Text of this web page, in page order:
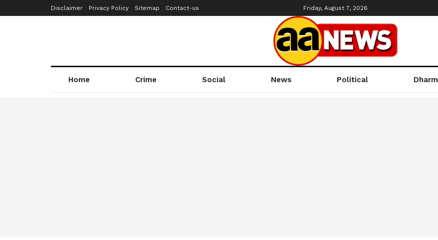
Disclaimer Privacy Policy Sitemap Contact-us Friday, August 7, 2026
Home Crime Social News Political Dharm